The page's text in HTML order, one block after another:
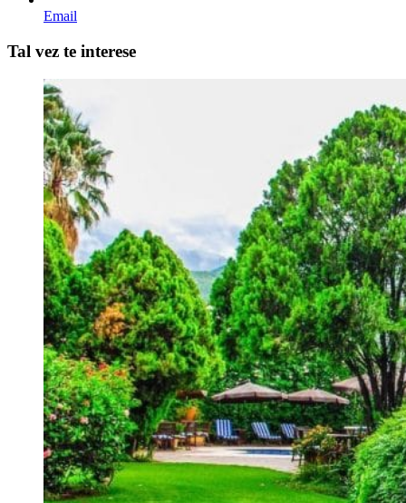
Email
Tal vez te interese